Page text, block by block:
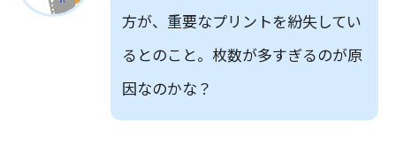
方が、重要なプリントを紛失してい
るとのこと。枚数が多すぎるのが原
因なのかな？